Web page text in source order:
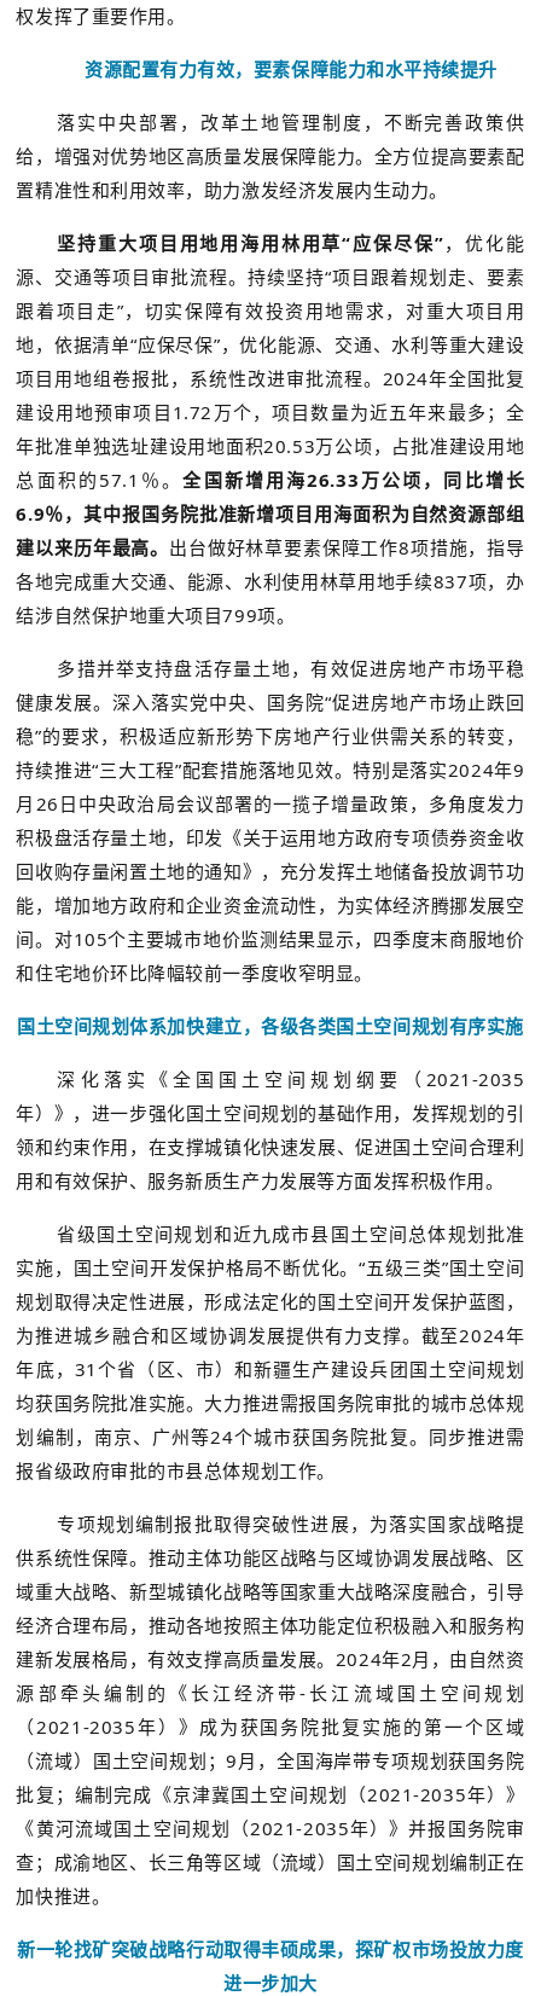
权发挥了重要作用。
资源配置有力有效，要素保障能力和水平持续提升
落实中央部署，改革土地管理制度，不断完善政策供
给，增强对优势地区高质量发展保障能力。全方位提高要素配
置精准性和利用效率，助力激发经济发展内生动力。
坚持重大项目用地用海用林用草“应保尽保”，优化能
源、交通等项目审批流程。持续坚持“项目跟着规划走、要素
跟着项目走”，切实保障有效投资用地需求，对重大项目用
地，依据清单“应保尽保”，优化能源、交通、水利等重大建设
项目用地组卷报批，系统性改进审批流程。2024年全国批复
建设用地预审项目1.72万个，项目数量为近五年来最多；全
年批准单独选址建设用地面积20.53万公顷，占批准建设用地
总面积的57.1％。全国新增用海26.33万公顷，同比增长
6.9％，其中报国务院批准新增项目用海面积为自然资源部组
建以来历年最高。 出台做好林草要素保障工作8项措施，指导
各地完成重大交通、能源、水利使用林草用地手续837项，办
结涉自然保护地重大项目799项。
多措并举支持盘活存量土地，有效促进房地产市场平稳
健康发展。深入落实党中央、国务院“促进房地产市场止跌回
稳”的要求，积极适应新形势下房地产行业供需关系的转变，
持续推进“三大工程”配套措施落地见效。特别是落实2024年9
月26日中央政治局会议部署的一揽子增量政策，多角度发力
积极盘活存量土地，印发《关于运用地方政府专项债券资金收
回收购存量闲置土地的通知》，充分发挥土地储备投放调节功
能，增加地方政府和企业资金流动性，为实体经济腾挪发展空
间。对105个主要城市地价监测结果显示，四季度末商服地价
和住宅地价环比降幅较前一季度收窄明显。
国土空间规划体系加快建立，各级各类国土空间规划有序实施
深化落实《全国国土空间规划纲要（2021-2035
年）》，进一步强化国土空间规划的基础作用，发挥规划的引
领和约束作用，在支撑城镇化快速发展、促进国土空间合理利
用和有效保护、服务新质生产力发展等方面发挥积极作用。
省级国土空间规划和近九成市县国土空间总体规划批准
实施，国土空间开发保护格局不断优化。“五级三类”国土空间
规划取得决定性进展，形成法定化的国土空间开发保护蓝图，
为推进城乡融合和区域协调发展提供有力支撑。截至2024年
年底，31个省（区、市）和新疆生产建设兵团国土空间规划
均获国务院批准实施。大力推进需报国务院审批的城市总体规
划编制，南京、广州等24个城市获国务院批复。同步推进需
报省级政府审批的市县总体规划工作。
专项规划编制报批取得突破性进展，为落实国家战略提
供系统性保障。推动主体功能区战略与区域协调发展战略、区
域重大战略、新型城镇化战略等国家重大战略深度融合，引导
经济合理布局，推动各地按照主体功能定位积极融入和服务构
建新发展格局，有效支撑高质量发展。2024年2月，由自然资
源部牵头编制的《长江经济带-长江流域国土空间规划
（2021-2035年）》成为获国务院批复实施的第一个区域
（流域）国土空间规划；9月，全国海岸带专项规划获国务院
批复；编制完成《京津冀国土空间规划（2021-2035年）》
《黄河流域国土空间规划（2021-2035年）》并报国务院审
查；成渝地区、长三角等区域（流域）国土空间规划编制正在
加快推进。
新一轮找矿突破战略行动取得丰硕成果，探矿权市场投放力度
进一步加大